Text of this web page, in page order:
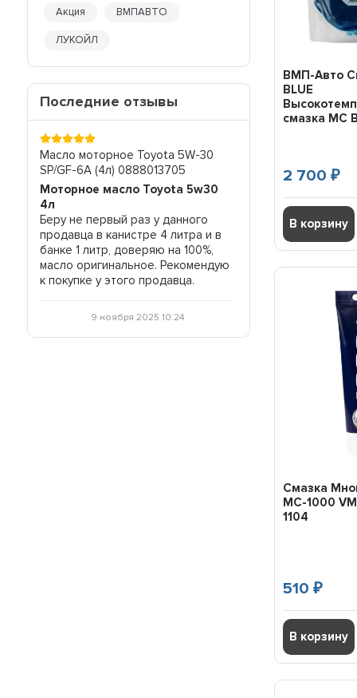
397 гр
4 кг
4,5 кг
40 гр
400 гр
400 гр (картридж)
400 мл
420 гр
420 мл
45 гр
450 гр
450 мл
454 гр
5 гр
Акция ВМПАВТО
ЛУКОЙЛ
Последние отзывы
Масло моторное Toyota 5W-30
SP/GF-6A (4л) 0888013705
Моторное масло Toyota 5w30
4л
Беру не первый раз у данного
продавца в канистре 4 литра и в
банке 1 литр, доверяю на 100%,
масло оригинальное. Рекомендую
к покупке у этого продавца.
9 ноября 2025 10:24
(4л) 162665
Отличный товар, соотношение
цена-качество
всем рекомендую.
ВМП-Авто
BLUE
смазка МС
2 700₽
В корзину
Смазка
МС-1000
1104
510₽
В корзину